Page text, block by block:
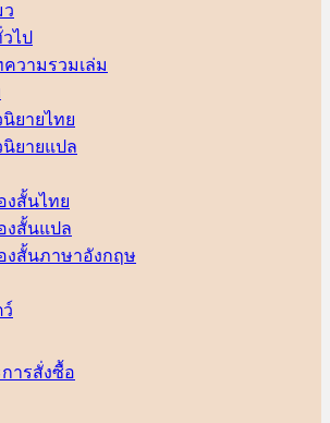
ว
ไป
วามรวมเล่ม
ยายไทย
นิยายแปล
งสั้นไทย
งสั้นแปล
งสั้นภาษาอังกฤษ
ารสั่งซื้อ